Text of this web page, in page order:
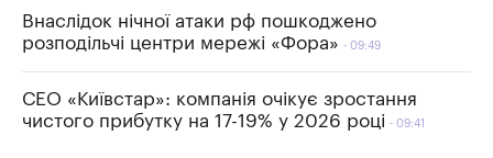
Внаслідок нічної атаки рф пошкоджено
розподільчі центри мережі «Фора»
09:49
СЕО «Київстар»: компанія очікує зростання
чистого прибутку на 17-19% у 2026 році
09:41